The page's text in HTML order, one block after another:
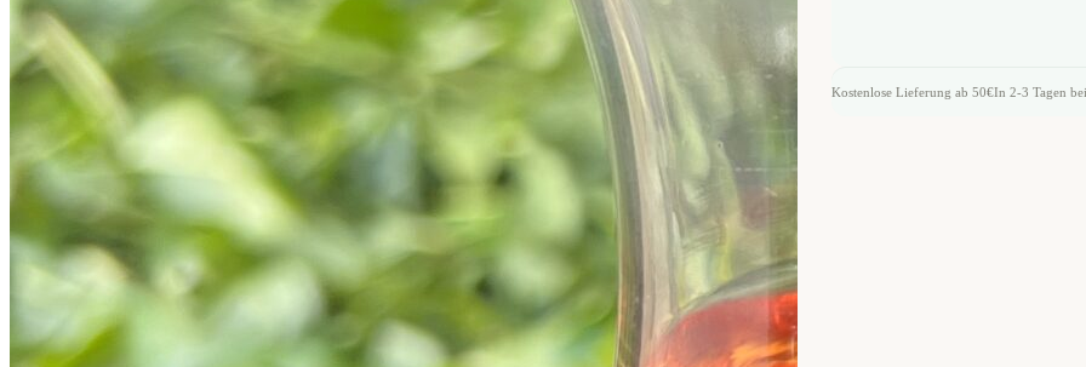
Kostenlose Lieferung ab 50€In 2-3 Tagen